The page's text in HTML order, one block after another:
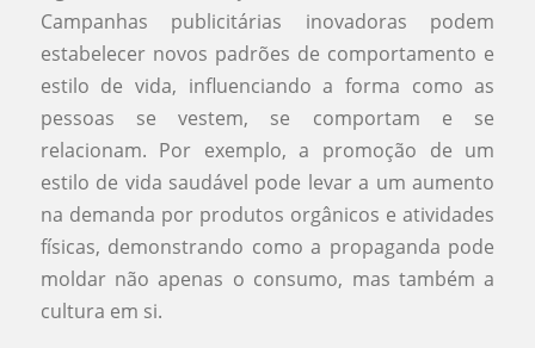
Campanhas publicitárias inovadoras podem
estabelecer novos padrões de comportamento e
estilo de vida, influenciando a forma como as
pessoas se vestem, se comportam e se
relacionam. Por exemplo, a promoção de um
estilo de vida saudável pode levar a um aumento
na demanda por produtos orgânicos e atividades
físicas, demonstrando como a propaganda pode
moldar não apenas o consumo, mas também a
cultura em si.